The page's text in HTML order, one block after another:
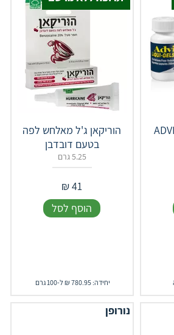
הוריקאן ג'ל מאלחש לפה
בטעם דובדבן
5.25 גרם
41
₪
הוסף לסל
יחידה: 780.95 ₪ ל-100 גרם
נורופן